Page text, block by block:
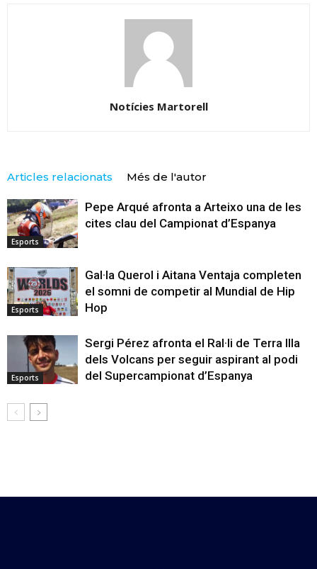
Notícies Martorell
Articles relacionats Més de l'autor
Esports
Pepe Arqué afronta a Arteixo una de les
cites clau del Campionat d’Espanya
Esports
Gal·la Querol i Aitana Ventaja completen
el somni de competir al Mundial de Hip
Hop
Esports
Sergi Pérez afronta el Ral·li de Terra Illa
dels Volcans per seguir aspirant al podi
del Supercampionat d’Espanya